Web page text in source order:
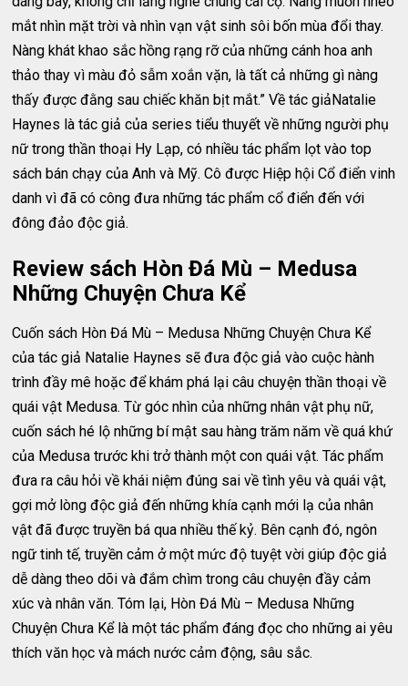
mắt nhìn mặt trời và nhìn vạn vật sinh sôi bốn mùa đổi thay.
Nàng khát khao sắc hồng rạng rỡ của những cánh hoa anh
thảo thay vì màu đỏ sẫm xoắn vặn, là tất cả những gì nàng
thấy được đằng sau chiếc khăn bịt mắt.” Về tác giảNatalie
Haynes là tác giả của series tiểu thuyết về những người phụ
nữ trong thần thoại Hy Lạp, có nhiều tác phẩm lọt vào top
sách bán chạy của Anh và Mỹ. Cô được Hiệp hội Cổ điển vinh
danh vì đã có công đưa những tác phẩm cổ điển đến với
đông đảo độc giả.
Review sách Hòn Đá Mù – Medusa
Những Chuyện Chưa Kể
Cuốn sách Hòn Đá Mù – Medusa Những Chuyện Chưa Kể
của tác giả Natalie Haynes sẽ đưa độc giả vào cuộc hành
trình đầy mê hoặc để khám phá lại câu chuyện thần thoại về
quái vật Medusa. Từ góc nhìn của những nhân vật phụ nữ,
cuốn sách hé lộ những bí mật sau hàng trăm năm về quá khứ
của Medusa trước khi trở thành một con quái vật. Tác phẩm
đưa ra câu hỏi về khái niệm đúng sai về tình yêu và quái vật,
gợi mở lòng độc giả đến những khía cạnh mới lạ của nhân
vật đã được truyền bá qua nhiều thế kỷ. Bên cạnh đó, ngôn
ngữ tinh tế, truyền cảm ở một mức độ tuyệt vời giúp độc giả
dễ dàng theo dõi và đắm chìm trong câu chuyện đầy cảm
xúc và nhân văn. Tóm lại, Hòn Đá Mù – Medusa Những
Chuyện Chưa Kể là một tác phẩm đáng đọc cho những ai yêu
thích văn học và mách nước cảm động, sâu sắc.